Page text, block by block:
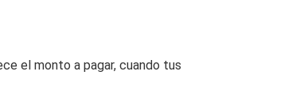
el monto a pagar, cuando tus